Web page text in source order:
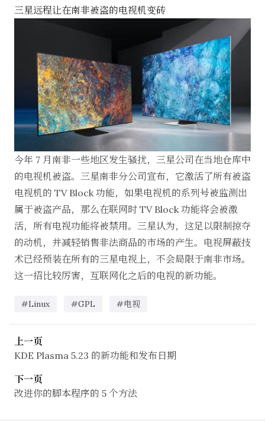
三星远程让在南非被盗的电视机变砖
今年 7 月南非一些地区发生骚扰，三星公司在当地仓库中
的电视机被盗。三星南非分公司宣布，它激活了所有被盗
电视机的 TV Block 功能，如果电视机的系列号被监测出
属于被盗产品，那么在联网时 TV Block 功能将会被激
活，所有电视功能将被禁用。三星认为，这足以限制掠夺
的动机，并减轻销售非法商品的市场的产生。电视屏蔽技
术已经预装在所有的三星电视上，不会局限于南非市场。
这一招比较厉害，互联网化之后的电视的新功能。
#Linux #GPL #电视
上一页
KDE Plasma 5.23 的新功能和发布日期
下一页
改进你的脚本程序的 5 个方法